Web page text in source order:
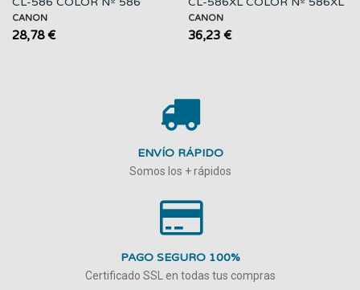
CANON
28,78 €
CANON
36,23 €
ENVÍO RÁPIDO
Somos los + rápidos
PAGO SEGURO 100%
Certificado SSL en todas tus compras